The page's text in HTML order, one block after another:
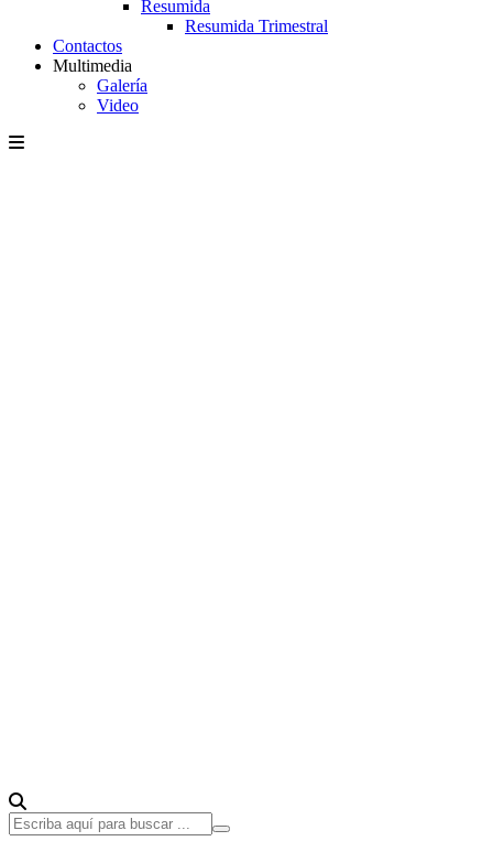
Resumida
Resumida Trimestral
Contactos
Multimedia
Galería
Video